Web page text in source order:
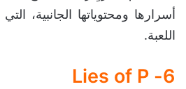
أسرارها ومحتوياتها الجانبية،
اللعبة.
6- Lies of P